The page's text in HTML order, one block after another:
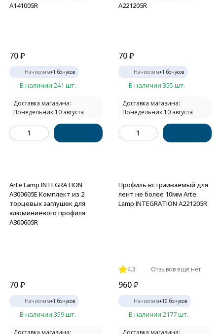
A141005R
70₽
Начислим+1 бонусов
В наличии 241 шт.
Доставка магазина:
Понедельник 10 августа
A221205R
70₽
Начислим+1 бонусов
В наличии 355 шт.
Доставка магазина:
Понедельник 10 августа
Arte Lamp INTEGRATION
A300605E Комплект из 2
торцевых заглушек для
алюминиевого профиля
A300605R
70₽
Начислим+1 бонусов
В наличии 359 шт.
Доставка магазина:
Профиль встраиваемый для
лент не более 10мм Arte
Lamp INTEGRATION A221205R
4.3 Отзывов ещё нет
960₽
Начислим+19 бонусов
В наличии 2177 шт.
Доставка магазина: